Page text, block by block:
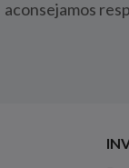
aconsejamos